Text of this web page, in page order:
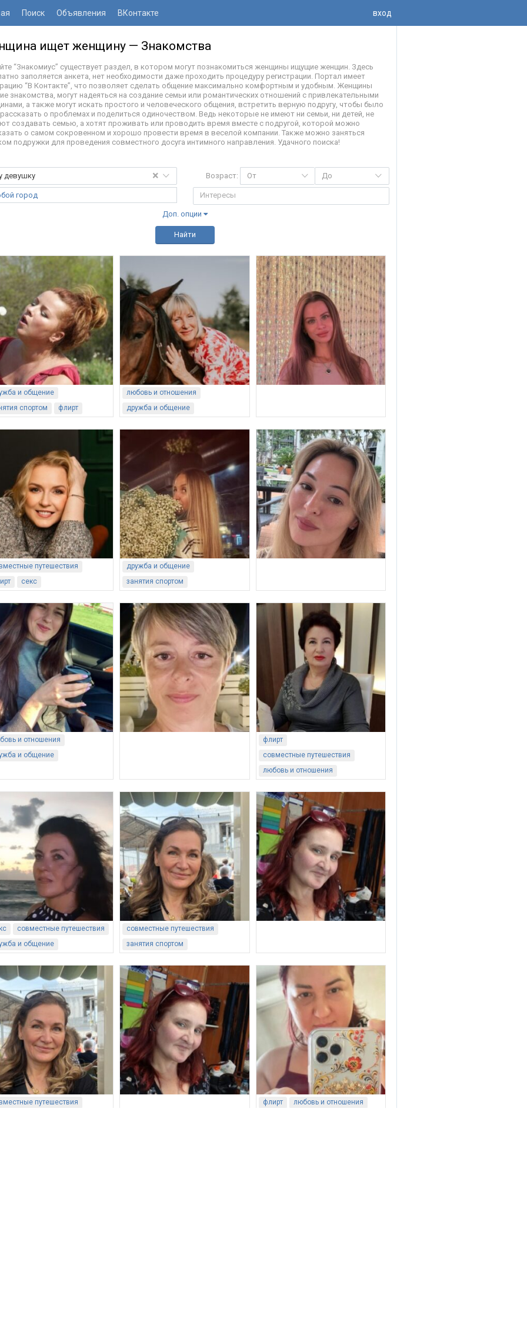
Поиск Объявления ВКонтакте вход
ищет женщину — Знакомства
“Знакомиус” существует раздел, в котором могут познакомиться женщины ищущие женщин. Здесь
заполяется анкета, нет необходимости даже проходить процедуру регистрации. Портал имеет
“В Контакте”, что позволяет сделать общение максимально комфортным и удобным. Женщины
знакомства, могут надеяться на создание семьи или романтических отношений с привлекательными
а также могут искать простого и человеческого общения, встретить верную подругу, чтобы было
о проблемах и поделиться одиночеством. Ведь некоторые не имеют ни семьи, ни детей, не
создавать семью, а хотят проживать или проводить время вместе с подругой, которой можно
о самом сокровенном и хорошо провести время в веселой компании. Также можно заняться
подружки для проведения совместного досуга интимного направления. Удачного поиска!
×
девушку Возраст: До
От
город
Доп. опции
Найти
и общение
спортом
флирт
любовь и отношения
дружба и общение
путешествия
секс
дружба и общение
занятия спортом
и отношения
и общение
флирт
совместные путешествия
любовь и отношения
совместные путешествия
и общение
совместные путешествия
занятия спортом
путешествия
флирт любовь и отношения